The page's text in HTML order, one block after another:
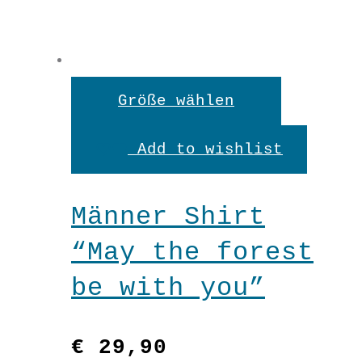
Größe wählen
Produkt
weist
auf.
Add to wishlist
Männer Shirt
“May the forest
be with you”
€ 29,90